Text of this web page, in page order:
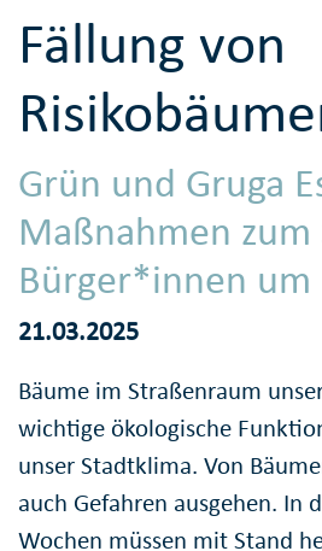
Fällung von
Grün und Gruga
Maßnahmen zum
Bürger*innen um
21.03.2025
Bäume im Straßenraum
wichtige ökologische
unser Stadtklima. Von
auch Gefahren ausgehen. In
Wochen müssen mit Stand